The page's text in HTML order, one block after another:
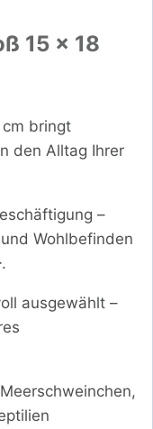
15 x 18
cm bringt
den Alltag Ihrer
–
Wohlbefinden
ausgewählt –